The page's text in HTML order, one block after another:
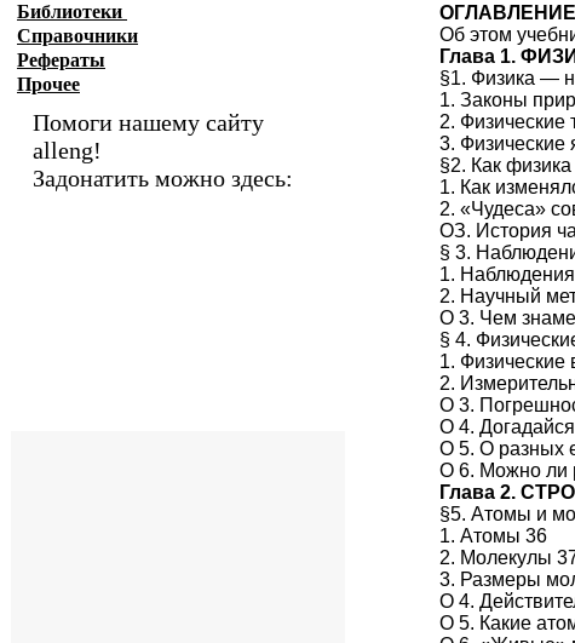
ОГЛАВЛЕНИЕ
Об этом
Глава 1.
§1. Физика —
1. Законы
2. Физические
3. Физические
§2. Как
1. Как
2. «Чудеса»
ОЗ. История
§ 3.
1.
2. Научный
О 3. Чем
§ 4.
1. Физические
2.
О 3.
О 4.
О 5. О разных
О 6. Можно ли
Глава 2.
§5. Атомы и
1. Атомы 36
2. Молекулы
3. Размеры
О 4.
О 5. Какие
Библиотеки
Справочники
Рефераты
Прочее
Помоги нашему сайту
alleng!
Задонатить можно здесь: